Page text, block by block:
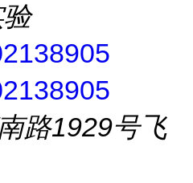
路1929号飞